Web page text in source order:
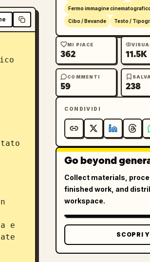
e
Fermo immagine
Cibo / Bevande Testo /
MI PIACE
362 11.5K
COMMENTI
59 238
CONDIVIDI
Go beyond
Collect materials,
finished work, and
workspace.
SCOPRI